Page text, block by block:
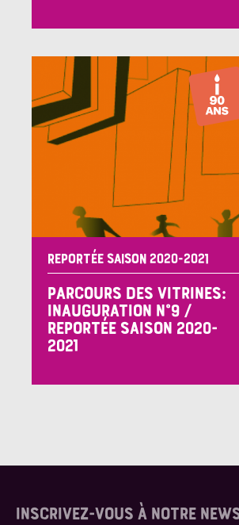
REPORTÉE SAISON 2020-2021
PARCOURS DES VITRINES:
INAUGURATION N°9 /
REPORTÉE SAISON 2020-
2021
INSCRIVEZ-VOUS À NOTRE